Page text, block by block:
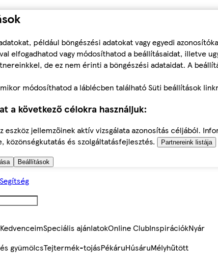
például böngészési adatokat vagy egyedi
elfogadhatod vagy módosíthatod a beállításaidat, illetve
de ez nem érinti a böngészési adataidat. A
módosíthatod a láblécben található Süti beállítások
a következő célokra használjuk:
eszköz jellemzőinek aktív vizsgálata azonosítás céljából.
és szolgáltatásfejlesztés.
Partnereink listája
Beállítások
Segítség
KedvenceimSpeciális ajánlatokOnline ClubInspirációkNyár
gyümölcsTejtermék-tojásPékáruHúsáruMélyhűtött